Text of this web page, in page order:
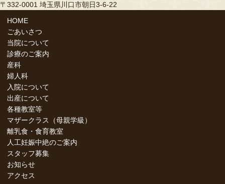
〒332-0001 埼玉県川口市朝日3-6-22
HOME
ごあいさつ
当院について
診療のご案内
産科
婦人科
入院について
出産について
各種教室等
マザークラス（母親学級）
離乳食・食育教室
人工妊娠中絶のご案内
スタッフ募集
お知らせ
アクセス